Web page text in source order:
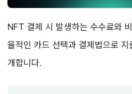
NFT 결제 시 발생하는 수수료와
율적인 카드 선택과 결제법으로
개합니다.